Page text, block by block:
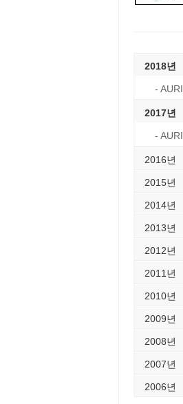
2018년
-
2017년
-
2016년
2015년
2014년
2013년
2012년
2011년
2010년
2009년
2008년
2007년
2006년